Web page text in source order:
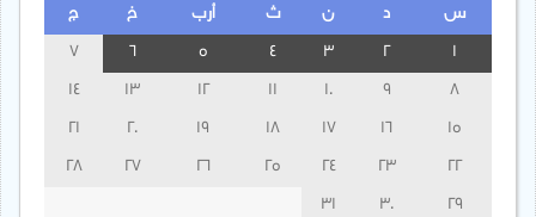
س ن ث أرب خ ج
3
13
14
15
16
17
18
19
20
21
22
23
24
25
26
27
28
29
30
31